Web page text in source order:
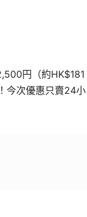
円（約HK$181
今次優惠只賣24小